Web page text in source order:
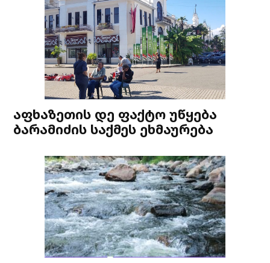
აფხაზეთის დე ფაქტო უწყება
ბარამიძის საქმეს ეხმაურება